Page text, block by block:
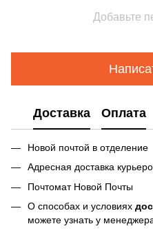
Добавьте
Доставка Оплата
Новой почтой в отделение
Адресная доставка
Почтомат Новой Почты
О способах и условиях
можете узнать у